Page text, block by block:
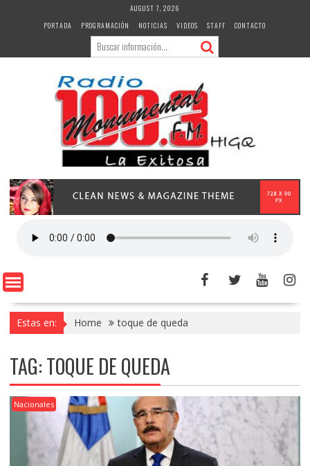
AUGUST 7, 2026
PORTADA
PROGRAMACIÓN NOTICIAS VIDEOS STAFF CONTACTO
Estas en: Home toque de queda
TAG:TOQUE DE QUEDA
Nacionales